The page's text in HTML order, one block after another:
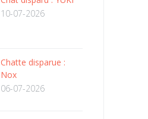
10-07-2026
Chatte disparue :
Nox
06-07-2026